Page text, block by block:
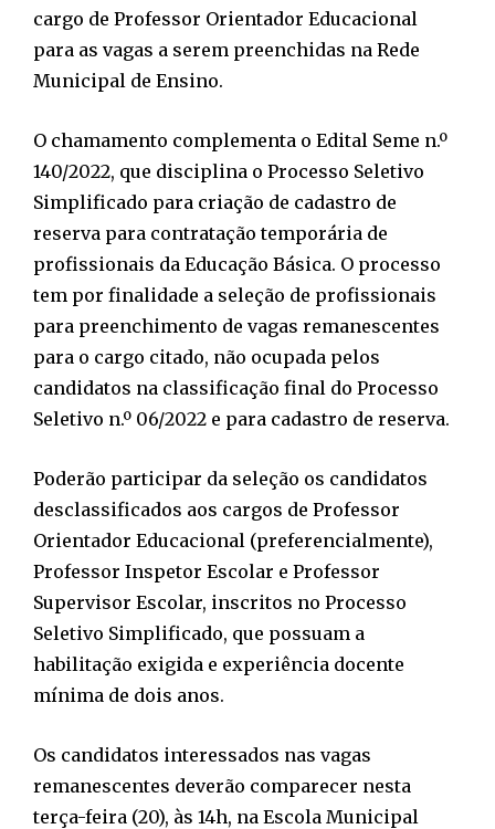
cargo de Professor Orientador Educacional
para as vagas a serem preenchidas na Rede
Municipal de Ensino.
O chamamento complementa o Edital Seme n.º
140/2022, que disciplina o Processo Seletivo
Simplificado para criação de cadastro de
reserva para contratação temporária de
profissionais da Educação Básica. O processo
tem por finalidade a seleção de profissionais
para preenchimento de vagas remanescentes
para o cargo citado, não ocupada pelos
candidatos na classificação final do Processo
Seletivo n.º 06/2022 e para cadastro de reserva.
Poderão participar da seleção os candidatos
desclassificados aos cargos de Professor
Orientador Educacional (preferencialmente),
Professor Inspetor Escolar e Professor
Supervisor Escolar, inscritos no Processo
Seletivo Simplificado, que possuam a
habilitação exigida e experiência docente
mínima de dois anos.
Os candidatos interessados nas vagas
remanescentes deverão comparecer nesta
terça-feira (20), às 14h, na Escola Municipal